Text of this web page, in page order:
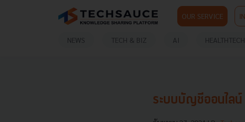
OUR SERVICE
NEWS TECH & BIZ AI HEALTHTECH
ระบบบัญชีออนไลน์